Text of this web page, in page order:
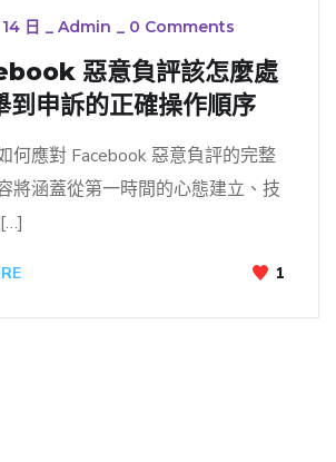
日 _ Admin _ 0 Comments
惡意負評該怎麼處
到申訴的正確操作順序
何應對 Facebook 惡意負評的完整
將涵蓋從第一時間的心態建立、技
1